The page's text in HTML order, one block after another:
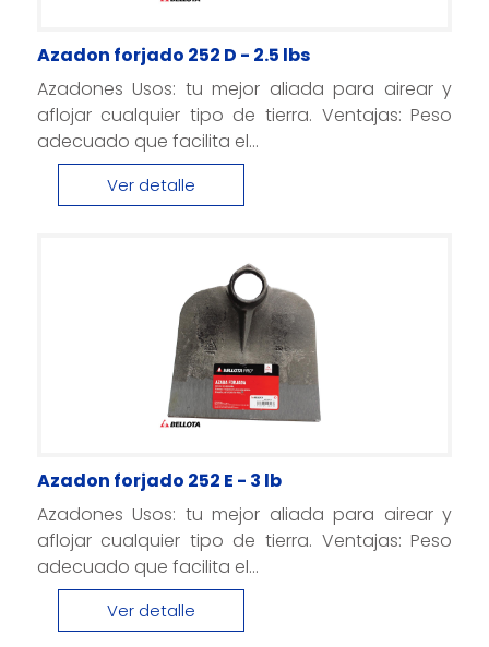
Azadon forjado 252 D - 2.5 lbs
Azadones Usos: tu mejor aliada para airear y
aflojar cualquier tipo de tierra. Ventajas: Peso
adecuado que facilita el...
Ver detalle
Azadon forjado 252 E - 3 lb
Azadones Usos: tu mejor aliada para airear y
aflojar cualquier tipo de tierra. Ventajas: Peso
adecuado que facilita el...
Ver detalle